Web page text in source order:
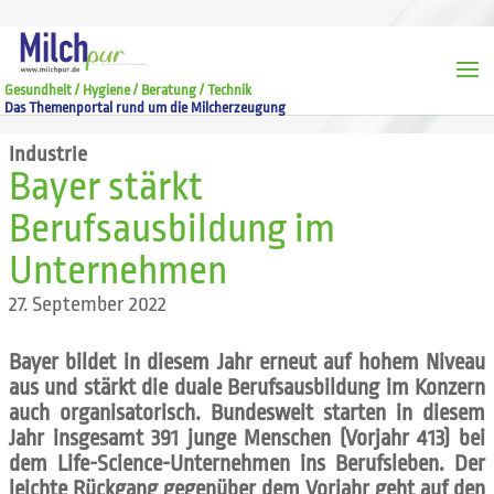
Gesundheit / Hygiene / Beratung / Technik
Das Themenportal rund um die Milcherzeugung
Industrie
Bayer stärkt
Berufsausbildung im
Unternehmen
27. September 2022
Bayer bildet in diesem Jahr erneut auf hohem Niveau
aus und stärkt die duale Berufsausbildung im Konzern
auch organisatorisch. Bundesweit starten in diesem
Jahr insgesamt 391 junge Menschen (Vorjahr 413) bei
dem Life-Science-Unternehmen ins Berufsleben. Der